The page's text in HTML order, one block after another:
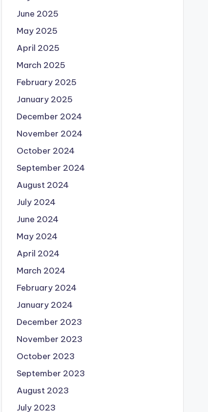
June 2025
May 2025
April 2025
March 2025
February 2025
January 2025
December 2024
November 2024
October 2024
September 2024
August 2024
July 2024
June 2024
May 2024
April 2024
March 2024
February 2024
January 2024
December 2023
November 2023
October 2023
September 2023
August 2023
July 2023